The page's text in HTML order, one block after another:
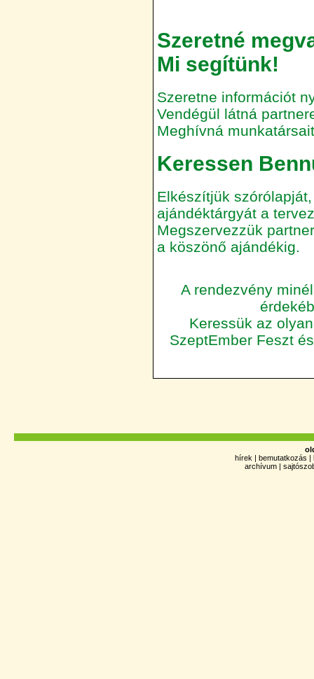
Szeretné
Mi segítünk!
Szeretne információt
Vendégül látná
Meghívná
Keressen
Elkészítjük
ajándéktárgyát a
Megszervezzük
a köszönő ajándékig.
A rendezvény
Keressük az
SzeptEmber Feszt
hírek | bemutatkozás |
archívum |